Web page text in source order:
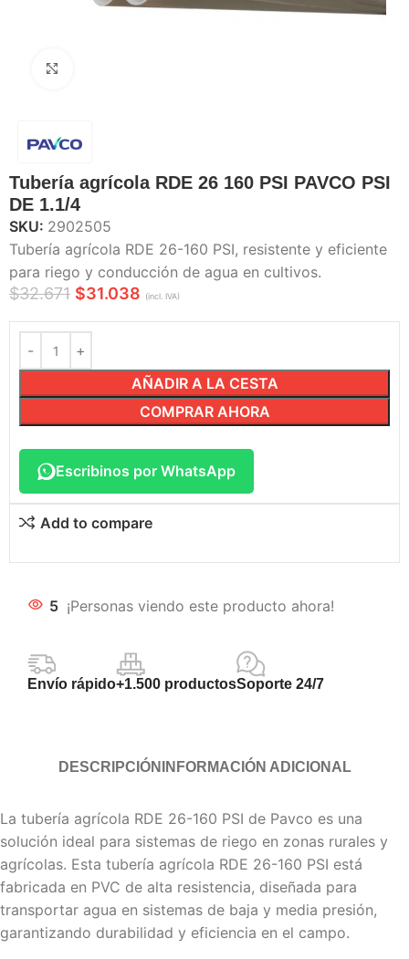
Tubería agrícola RDE 26 160 PSI PAVCO PSI
DE 1.1/4
SKU: 2902505
Tubería agrícola RDE 26-160 PSI, resistente y eficiente
para riego y conducción de agua en cultivos.
$32.671 $31.038 (incl. IVA)
AÑADIR A LA CESTA
COMPRAR AHORA
Escribinos por WhatsApp
Add to compare
5 ¡Personas viendo este producto ahora!
Envío rápido+1.500 productosSoporte 24/7
DESCRIPCIÓN INFORMACIÓN ADICIONAL
La tubería agrícola RDE 26-160 PSI de Pavco es una
solución ideal para sistemas de riego en zonas rurales y
agrícolas. Esta tubería agrícola RDE 26-160 PSI está
fabricada en PVC de alta resistencia, diseñada para
transportar agua en sistemas de baja y media presión,
garantizando durabilidad y eficiencia en el campo.